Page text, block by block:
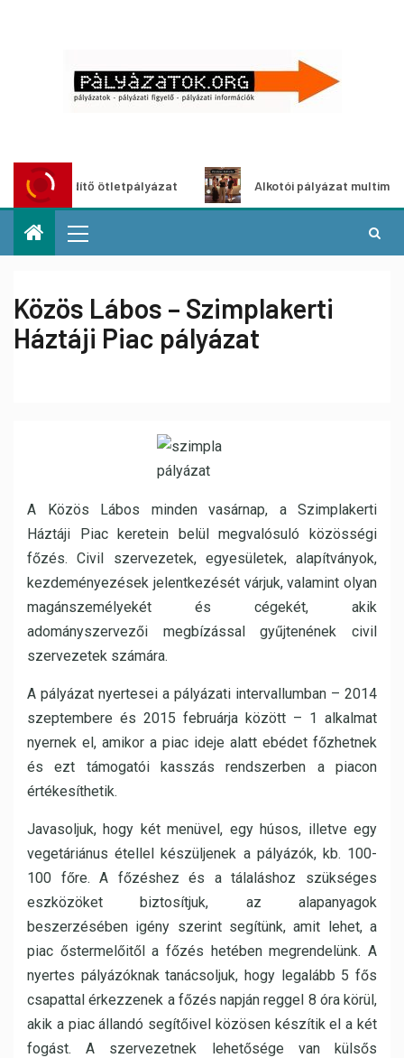
ötletpályázat Alkotói pályázat multimédia-
Közös Lábos – Szimplakerti
Háztáji Piac pályázat
A Közös Lábos minden vasárnap, a Szimplakerti
Háztáji Piac keretein belül megvalósuló közösségi
főzés. Civil szervezetek, egyesületek, alapítványok,
kezdeményezések jelentkezését várjuk, valamint olyan
magánszemélyekét és cégekét, akik
adományszervezői megbízással gyűjtenének civil
szervezetek számára.
A pályázat nyertesei a pályázati intervallumban – 2014
szeptembere és 2015 februárja között – 1 alkalmat
nyernek el, amikor a piac ideje alatt ebédet főzhetnek
és ezt támogatói kasszás rendszerben a piacon
értékesíthetik.
Javasoljuk, hogy két menüvel, egy húsos, illetve egy
vegetáriánus étellel készüljenek a pályázók, kb. 100-
100 főre. A főzéshez és a tálaláshoz szükséges
eszközöket biztosítjuk, az alapanyagok
beszerzésében igény szerint segítünk, amit lehet, a
piac őstermelőitől a főzés hetében megrendelünk. A
nyertes pályázóknak tanácsoljuk, hogy legalább 5 fős
csapattal érkezzenek a főzés napján reggel 8 óra körül,
akik a piac állandó segítőivel közösen készítik el a két
fogást. A szervezetnek lehetősége van külsős